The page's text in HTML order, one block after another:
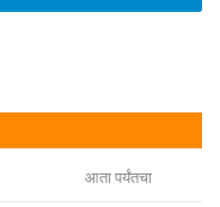
आता पर्यंतचा